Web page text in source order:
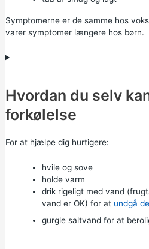
Symptomerne er de samme hos
varer symptomer længere hos børn.
Hvordan du selv
forkølelse
For at hjælpe dig hurtigere:
hvile og sove
holde varm
drik rigeligt med vand
vand er OK) for at undgå
gurgle saltvand for at